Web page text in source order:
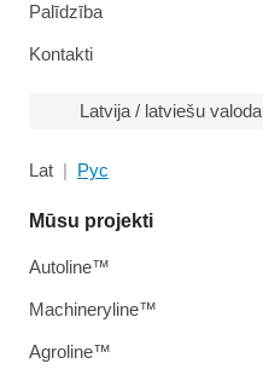
Palīdzība
Kontakti
Latvija / latviešu valoda
Lat Рус
Mūsu projekti
Autoline™
Machineryline™
Agroline™